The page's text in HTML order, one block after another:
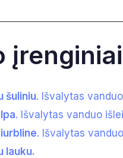
šuliniu. Išvalytas
. Išvalytas vanduo
. Išvalytas
lauku.